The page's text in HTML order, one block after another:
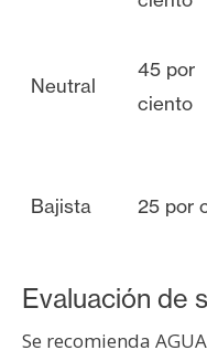
Neutral
45 por
ciento
Bajista 25 por
Evaluación de
Se recomienda